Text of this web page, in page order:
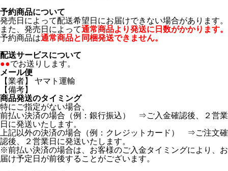
予約商品について
発売日によって配送希望日にお届けできない場合があります。
また、発売日によって通常商品より発送に日数がかかります。
予約商品は通常商品と同梱発送できません。
配送サービスについて
●●でお送りします。
メール便
【業者】 ヤマト運輸
【備考】
商品発送のタイミング
特にご指定がない場合、
前払い決済の場合（例：銀行振込） ⇒ご入金確認後、２営業
日に発送いたします。
上記以外の決済の場合（例：クレジットカード） ⇒ご注文確
認後、２営業日に発送いたします。
※前払い決済の場合は、お客様のご入金タイミングにより、お
届け予定日が前後することがございます。